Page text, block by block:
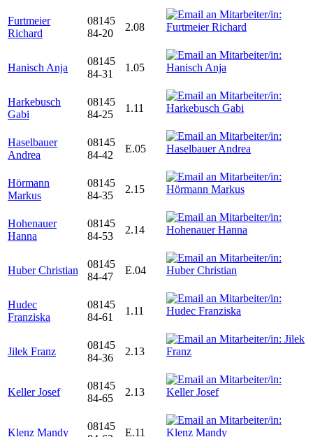
Furtmeier
Richard
08145
84-20
2.08
Hanisch Anja
08145
84-31
1.05
Harkebusch
Gabi
08145
84-25
1.11
Haselbauer
Andrea
08145
84-42
E.05
Hörmann
Markus
08145
84-35
2.15
Hohenauer
Hanna
08145
84-53
2.14
Huber Christian
08145
84-47
E.04
Hudec
Franziska
08145
84-61
1.11
Jilek Franz
08145
84-36
2.13
Keller Josef
08145
84-65
2.13
Klenz Mandy
08145
E.11